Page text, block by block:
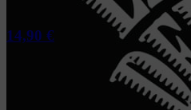
14,90 €